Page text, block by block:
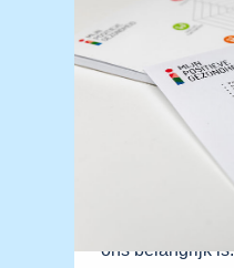
Positieve
We vinden
belangrijk, we
energiek
gaat niet
maar over wat
persoon
Gezondheid
ons belangrijk